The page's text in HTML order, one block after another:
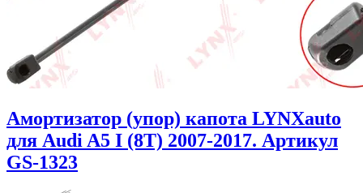
Амортизатор (упор) капота LYNXauto
для Audi A5 I (8T) 2007-2017. Артикул
GS-1323